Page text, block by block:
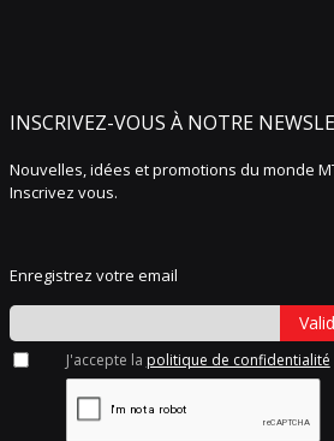
INSCRIVEZ-VOUS À NOTRE
Nouvelles, idées et promotions du monde
Inscrivez vous.
Enregistrez votre email
J'accepte la politique de confidentialité